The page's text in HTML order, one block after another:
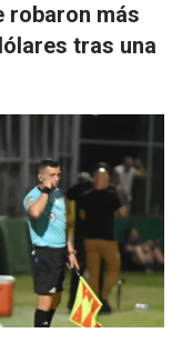
robaron más
tras una